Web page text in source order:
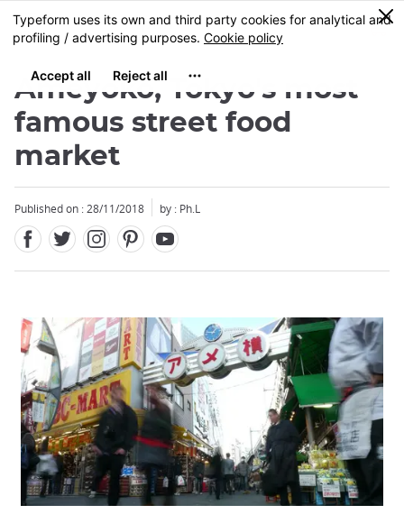
Skip
to
content
MENU
0
Ameyoko, Tokyo's most
famous street food
market
Published on : 28/11/2018 by : Ph.L